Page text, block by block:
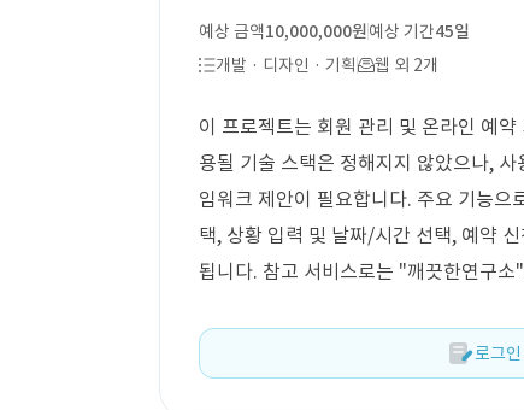
예상 금액10,000,000원예상 기간45일
개발 · 디자인 · 기획
웹 외 2개
이 프로젝트는 회원 관리 및 온라인 예
용될 기술 스택은 정해지지 않았으나,
임워크 제안이 필요합니다. 주요 기능으
택, 상황 입력 및 날짜/시간 선택, 예약
됩니다. 참고 서비스로는 "깨끗한연구소
로그